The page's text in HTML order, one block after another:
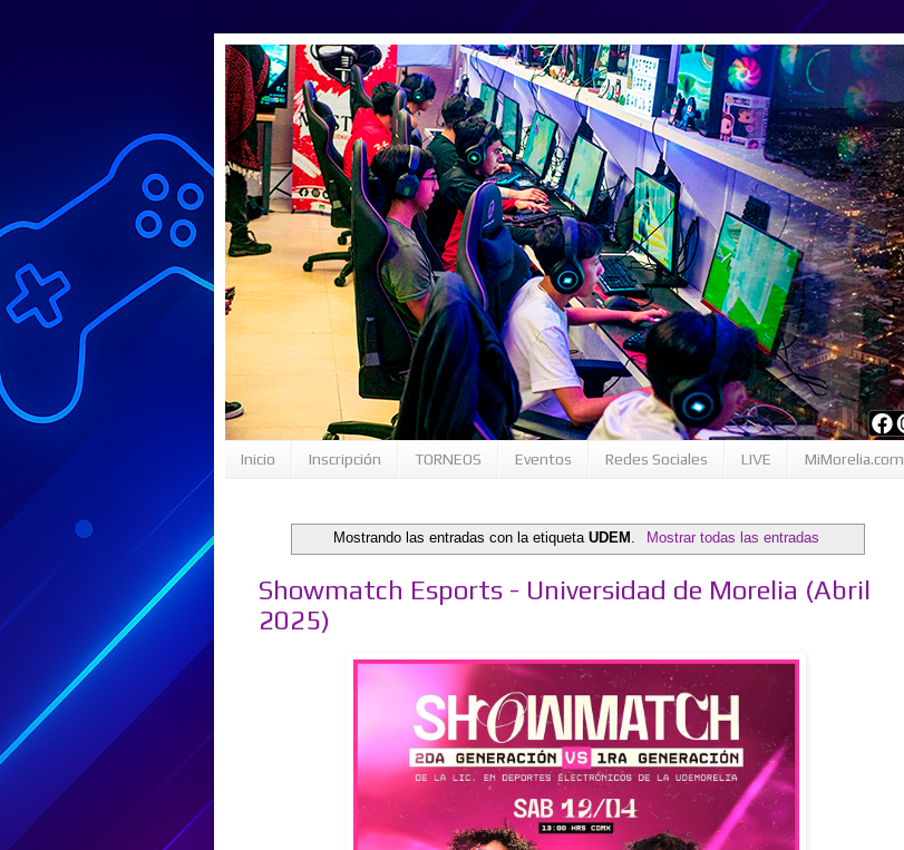
Inicio Inscripción TORNEOS Eventos Redes Sociales LIVE MiMorelia.com
Mostrando las entradas con la etiquetaUDEM Mostrar todas las entradas
Showmatch Esports - Universidad de Morelia (Abril
2025)